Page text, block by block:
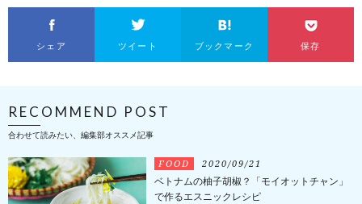
シェア ツイート ブックマーク 保存
RECOMMEND POST
合わせて読みたい、編集部オススメ記事
FOOD 2020/09/21
ベトナムの柚子胡椒？「モイオットチャン」
で作るエスニックレシピ